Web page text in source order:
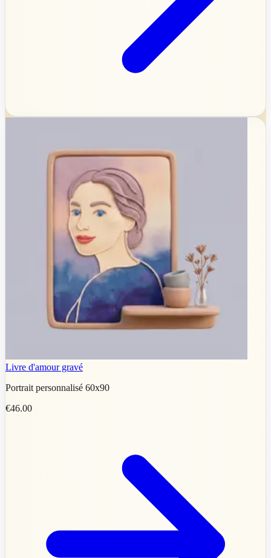
Livre d'amour gravé
Portrait personnalisé 60x90
€46.00